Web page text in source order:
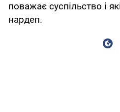
поважає суспільство і
нардеп.